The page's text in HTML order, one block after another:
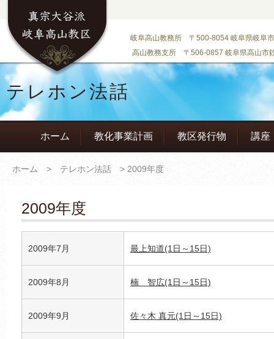
岐阜高山教務所 〒500-8054 岐阜県岐阜
高山教務支所 〒506-0857 岐阜県高山市
テレホン法話
ホーム 教化事業計画 教区発行物 講座
ホーム > テレホン法話 > 2009年度
2009年度
2009年7月 最上知道(1日～15日)
2009年8月 楠 智広(1日～15日)
2009年9月 佐々木 真元(1日～15日)